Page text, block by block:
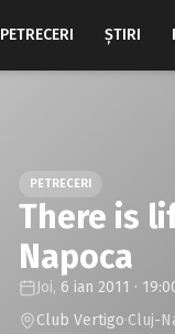
PETRECERI ŞTIRI
PETRECERI
There is
Napoca
Joi, 6 ian 2011 ·
Club Vertigo·Cluj-